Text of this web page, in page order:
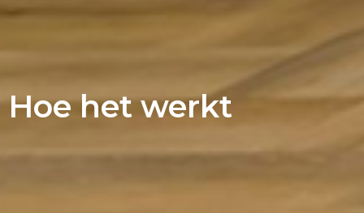
Hoe het werkt